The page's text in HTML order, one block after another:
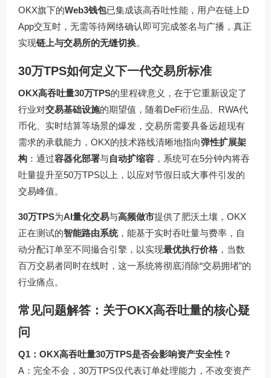
OKX旗下的Web3钱包已集成该高吞吐性能，用户在链上D
App交互时，无需等待网络确认即可完成签名与广播，真正
实现链上与交易所的无缝切换。
30万TPS如何定义下一代交易所标准
OKX高吞吐量30万TPS的里程碑意义，在于它重新设定了
行业对交易基础设施的期望值，随着DeFi衍生品、RWA代
币化、实时结算等场景的爆发，交易所需要具备远超现有
需求的承载能力，OKX的技术路线清晰地指向弹性扩展架
构 ：通过容器化部署与自动扩缩容 ，系统可在5分钟内将吞
吐量提升至50万TPS以上，以应对节假日或大事件引发的
交易峰值。
30万TPS为AI量化交易与高频做市提供了肥沃土壤，OKX
正在测试的智能路由系统，能基于实时吞吐量与费率，自
动分配订单至不同撮合引擎，以实现最优执行价格 ，当数
百万交易者同时在线时，这一系统将彻底消除“交易拥堵”的
行业痛点。
常见问题解答：关于OKX高吞吐量的核心疑
问
Q1：OKX高吞吐量30万TPS是否会影响资产安全性？
A：完全不会，30万TPS仅代表订单处理能力，不改变资产